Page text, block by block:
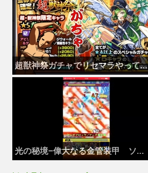
超獣神祭ガチャでリセマラやって...
光の秘境−偉大なる金管装甲 ソ...